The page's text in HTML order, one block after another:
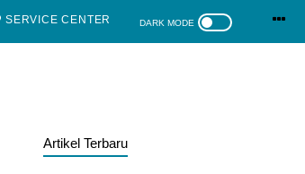
SERVICE CENTER
Artikel Terbaru